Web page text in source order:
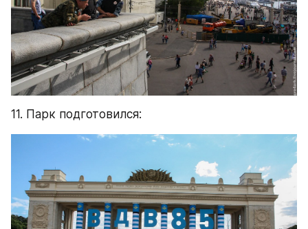
11. Парк подготовился: